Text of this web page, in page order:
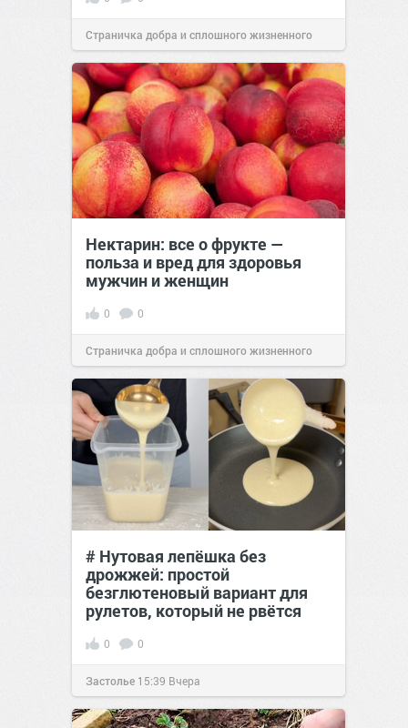
Страничка добра и сплошного жизненного
позитива!00:28Вчера
Нектарин: все о фрукте —
польза и вред для здоровья
мужчин и женщин
0 0
Страничка добра и сплошного жизненного
позитива!00:28Вчера
# Нутовая лепёшка без
дрожжей: простой
безглютеновый вариант для
рулетов, который не рвётся
0 0
Застолье 15:39 Вчера